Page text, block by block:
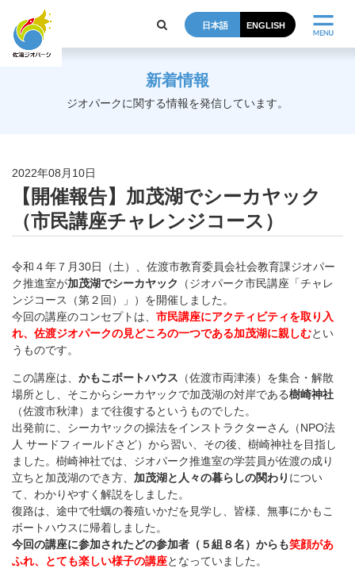
日本語 ENGLISH
新着情報
ジオパークに関する情報を発信しています。
2022年08月10日
【開催報告】加茂湖でシーカヤック
（市民講座チャレンジコース）
令和４年７月30日（土）、佐渡市教育委員会社会教育課ジオパー
ク推進室が加茂湖でシーカヤック （ジオパーク市民講座「チャレ
ンジコース（第２回）」）を開催しました。
今回の講座のコンセプトは、 市民講座にアクティビティを取り入
れ、佐渡ジオパークの見どころの一つである加茂湖に親しむとい
うものです。
この講座は、 かもこボートハウス （佐渡市両津湊）を集合・解散
場所とし、そこからシーカヤックで加茂湖の対岸である樹崎神社
（佐渡市秋津）まで往復するというものでした。
出発前に、シーカヤックの操法をインストラクターさん（NPO法
人 サードフィールドさど）から習い、その後、樹崎神社を目指し
ました。樹崎神社では、ジオパーク推進室の学芸員が佐渡の成り
立ちと加茂湖のでき方、 加茂湖と人々の暮らしの関わり につい
て、わかりやすく解説をしました。
復路は、途中で牡蠣の養殖いかだを見学し、皆様、無事にかもこ
ボートハウスに帰着しました。
今回の講座に参加されたどの参加者（５組８名）からも笑顔があ
ふれ、とても楽しい様子の講座となっていました。